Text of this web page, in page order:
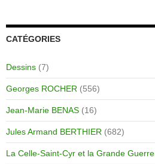
CATÉGORIES
Dessins (7)
Georges ROCHER (556)
Jean-Marie BENAS (16)
Jules Armand BERTHIER (682)
La Celle-Saint-Cyr et la Grande Guerre